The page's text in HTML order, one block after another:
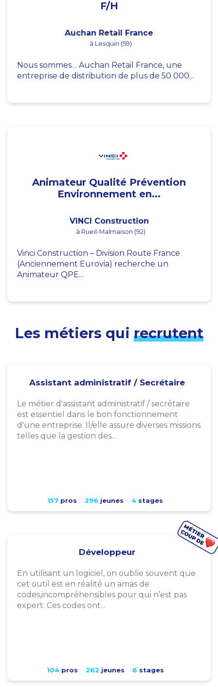
F/H
Auchan Retail France
à Lesquin (59)
Nous sommes… Auchan Retail France, une
entreprise de distribution de plus de 50 000...
Animateur Qualité Prévention
Environnement en...
VINCI Construction
à Rueil-Malmaison (92)
Vinci Construction – Division Route France
(Anciennement Eurovia) recherche un
Animateur QPE...
Les métiers qui recrutent
Assistant administratif / Secrétaire
Le métier d'assistant administratif / secrétaire
est essentiel dans le bon fonctionnement
d'une entreprise. Il/elle assure diverses missions
telles que la gestion des...
157 pros 296 jeunes 4 stages
Développeur
En utilisant un logiciel, on oublie souvent que
cet outil est en réalité un amas de
codes,incompréhensibles pour qui n’est pas
expert. Ces codes ont...
104pros 262 jeunes 6 stages